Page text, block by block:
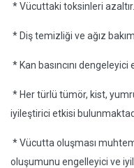
* Vücuttaki toksinleri azaltır.
* Diş temizliği ve ağız
* Kan basıncını
* Her türlü tümör, kist,
iyileştirici etkisi
* Vücutta oluşması
oluşumunu engelleyici ve